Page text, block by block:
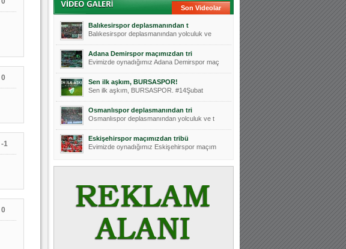
0
-1
0
Son Videolar
Balıkesirspor deplasmanından t
Balıkesirspor deplasmanından yolculuk ve
Adana Demirspor maçımızdan tri
Evimizde oynadığımız Adana Demirspor maç
Sen ilk aşkım, BURSASPOR!
Sen ilk aşkım, BURSASPOR. #14Şubat
Osmanlıspor deplasmanından tri
Osmanlıspor deplasmanından yolculuk ve t
Eskişehirspor maçımızdan tribü
Evimizde oynadığımız Eskişehirspor maçım